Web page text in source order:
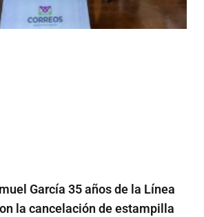
García 35 años de la Línea
la cancelación de estampilla